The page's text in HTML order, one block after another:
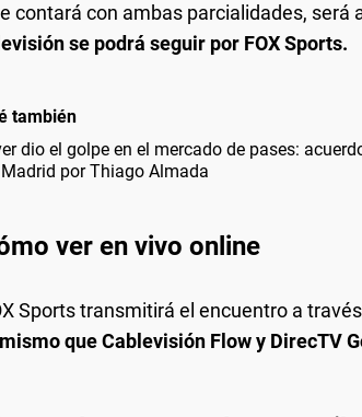
contará con ambas parcialidades, será
se podrá seguir por FOX Sports.
también
dio el golpe en el mercado de pases:
por Thiago Almada
ver en vivo online
Sports transmitirá el encuentro a
que Cablevisión Flow y DirecTV